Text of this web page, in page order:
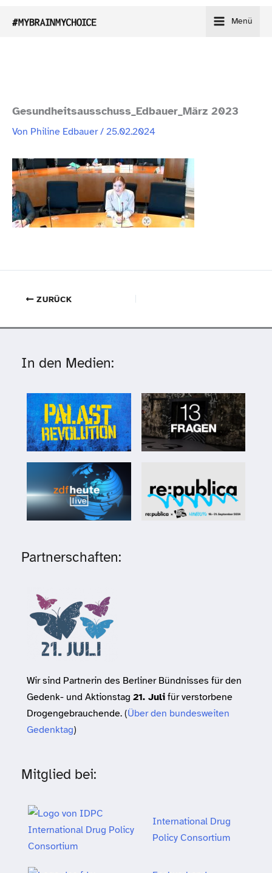
Inhalt
Menü
Gesundheitsausschuss_​Edbauer_​März 2023
Von Philine Edbauer/25.02.2024
ZURÜCK
In den Medien:
Partnerschaften:
Wir sind Partnerin des Berliner Bündnisses für den
Gedenk- und Aktionstag 21. Julifür verstorbene
Drogengebrauchende. (Über den bundesweiten
Gedenktag)
Mitglied bei:
International Drug
Policy Consortium